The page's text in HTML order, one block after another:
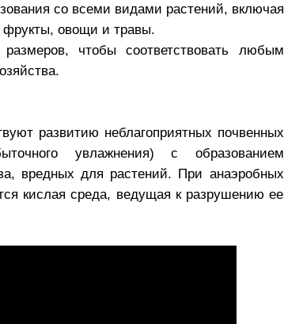
со всеми видами растений, включая
фрукты, овощи и травы.
чтобы соответствовать любым
развитию неблагоприятных почвенных
увлажнения) с образованием
вредных для растений. При анаэробных
кислая среда, ведущая к разрушению ее